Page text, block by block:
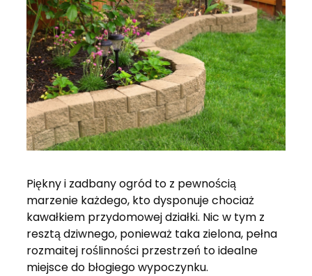
Piękny i zadbany ogród to z pewnością
marzenie każdego, kto dysponuje chociaż
kawałkiem przydomowej działki. Nic w tym z
resztą dziwnego, ponieważ taka zielona, pełna
rozmaitej roślinności przestrzeń to idealne
miejsce do błogiego wypoczynku.